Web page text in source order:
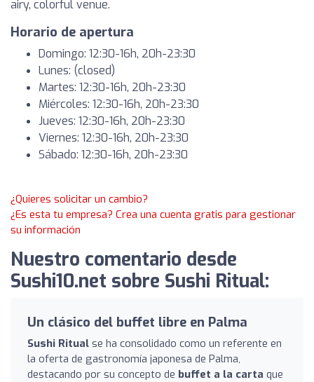
airy, colorful venue.
Horario de apertura
Domingo: 12:30-16h, 20h-23:30
Lunes: (closed)
Martes: 12:30-16h, 20h-23:30
Miércoles: 12:30-16h, 20h-23:30
Jueves: 12:30-16h, 20h-23:30
Viernes: 12:30-16h, 20h-23:30
Sábado: 12:30-16h, 20h-23:30
¿Quieres solicitar un cambio?
¿Es esta tu empresa? Crea una cuenta gratis para gestionar
su información
Nuestro comentario desde
Sushi10.net sobre Sushi Ritual:
Un clásico del buffet libre en Palma
Sushi Ritual se ha consolidado como un referente en
la oferta de gastronomía japonesa de Palma,
destacando por su concepto de buffet a la carta que